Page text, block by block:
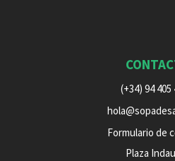
(+34) 94 405
Formulario de
Plaza